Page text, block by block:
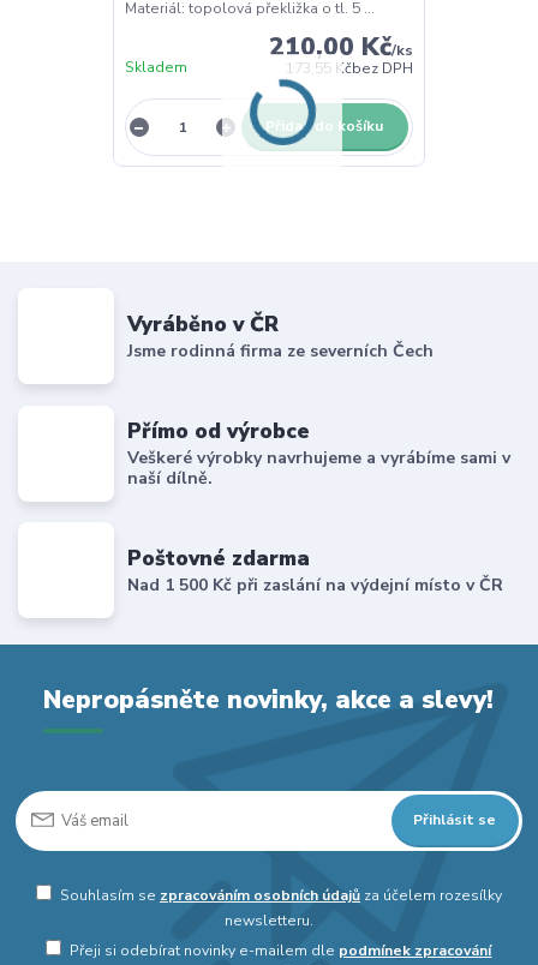
Materiál: topolová překližka o tl. 5 ...
210,00 Kč/ks
173,55 Kčbez DPH
Skladem
Přidat do košíku
Vyráběno v ČR
Jsme rodinná firma ze severních Čech
Přímo od výrobce
Veškeré výrobky navrhujeme a vyrábíme sami v
naší dílně.
Poštovné zdarma
Nad 1 500 Kč při zaslání na výdejní místo v ČR
Nepropásněte novinky, akce a slevy!
Přihlásit se
Souhlasím se zpracováním osobních údajůza účelem rozesílky
newsletteru.
Přeji si odebírat novinky e-mailem dle podmínek zpracování